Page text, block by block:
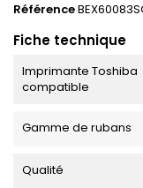
Référence
Fiche technique
Imprimante Toshiba
compatible
Gamme de rubans
Qualité